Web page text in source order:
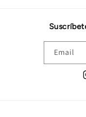
Email